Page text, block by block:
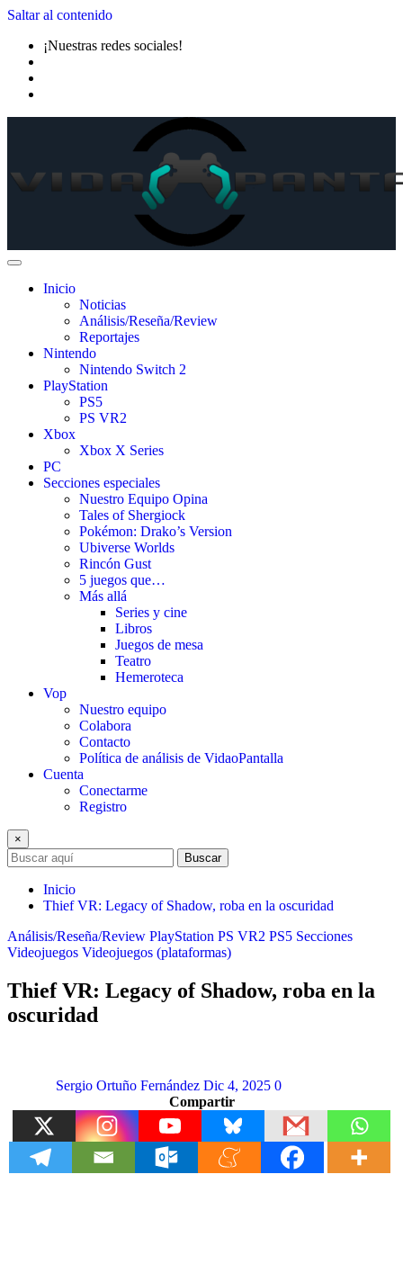
Saltar al contenido
¡Nuestras redes sociales!
Inicio
Noticias
Análisis/Reseña/Review
Reportajes
Nintendo
Nintendo Switch 2
PlayStation
PS5
PS VR2
Xbox
Xbox X Series
PC
Secciones especiales
Nuestro Equipo Opina
Tales of Shergiock
Pokémon: Drako’s Version
Ubiverse Worlds
Rincón Gust
5 juegos que…
Más allá
Series y cine
Libros
Juegos de mesa
Teatro
Hemeroteca
Vop
Nuestro equipo
Colabora
Contacto
Política de análisis de VidaoPantalla
Cuenta
Conectarme
Registro
×
Buscar
Inicio
Thief VR: Legacy of Shadow, roba en la oscuridad
Análisis/Reseña/Review PlayStation PS VR2 PS5 Secciones
Videojuegos Videojuegos (plataformas)
Thief VR: Legacy of Shadow, roba en la
oscuridad
Sergio Ortuño Fernández Dic 4, 2025 0
Compartir